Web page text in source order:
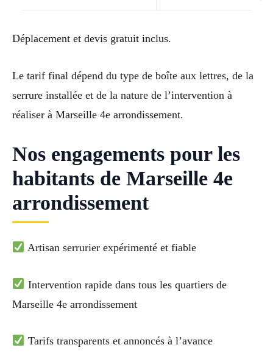
Déplacement et devis gratuit inclus.
Le tarif final dépend du type de boîte aux lettres, de la
serrure installée et de la nature de l’intervention à
réaliser à Marseille 4e arrondissement.
Nos engagements pour les
habitants de Marseille 4e
arrondissement
Artisan serrurier expérimenté et fiable
Intervention rapide dans tous les quartiers de
Marseille 4e arrondissement
Tarifs transparents et annoncés à l’avance